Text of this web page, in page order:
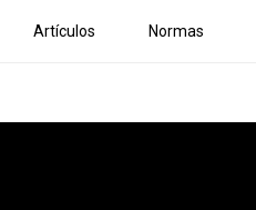
Artículos Normas